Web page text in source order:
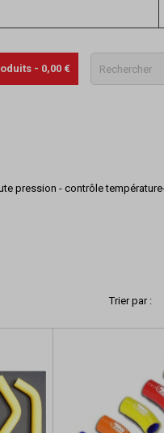
- 0,00 €
pression - contrôle
Trier par :